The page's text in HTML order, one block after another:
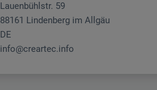
Lauenbühlstr. 59
88161 Lindenberg im Allgäu
DE
info@creartec.info